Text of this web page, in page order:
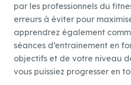
par les professionnels du
erreurs à éviter pour
apprendrez également
séances d’entraînement en
objectifs et de votre niveau
vous puissiez progresser en